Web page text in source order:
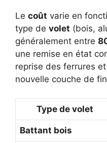
Le coût varie en
type de volet (bois,
généralement entre
une remise en état
reprise des ferrures
nouvelle couche de
Type de volet
Battant bois